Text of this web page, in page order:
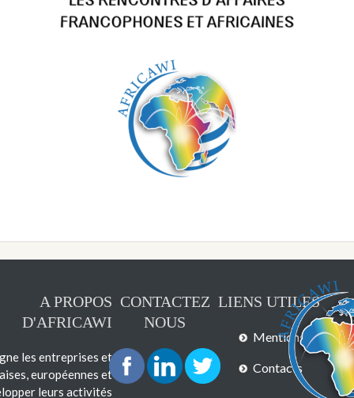
A PROPOS
D'AFRICAWI
les entreprises et
européennes et
leurs activités
CONTACTEZ
NOUS
LIENS UTILES
Mentions légales
Contacts